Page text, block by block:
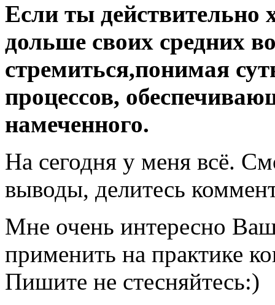
Если ты действительно
дольше своих средних
стремиться,понимая
процессов,
намеченного.
На сегодня у меня всё.
выводы, делитесь
Мне очень интересно
применить на практике
Пишите не стесняйтесь:)